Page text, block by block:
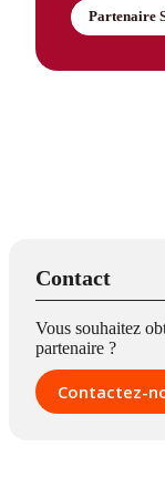
Partenaire
Contact
Vous souhaitez
partenaire ?
Contactez-